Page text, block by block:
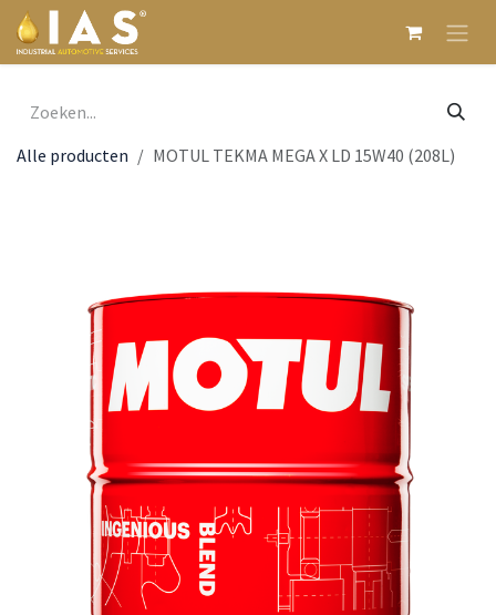
Overslaan naar inhoud
Alle producten MOTUL TEKMA MEGA X LD 15W40 (208L)